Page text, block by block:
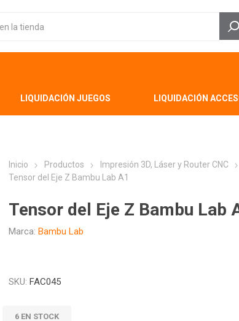
LIQUIDACIÓN JUEGOS LIQUIDACIÓN
Inicio Productos Impresión 3D, Láser y Router CNC
Tensor del Eje Z Bambu Lab A1
Tensor del Eje Z Bambu Lab
Marca: Bambu Lab
SKU: FAC045
6 EN STOCK